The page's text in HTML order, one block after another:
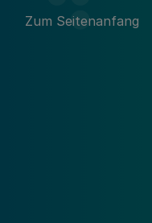
Zum Seitenanfang